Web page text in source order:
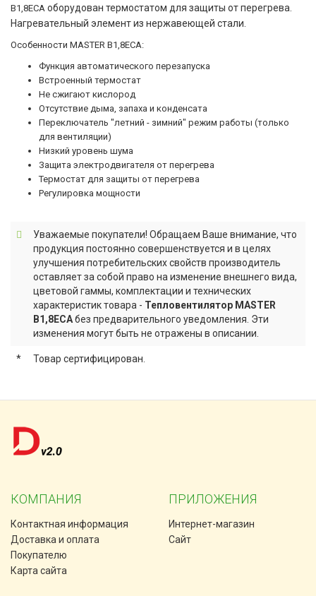
B1,8ECA оборудован термостатом для защиты от перегрева.
Нагревательный элемент из нержавеющей стали.
Особенности MASTER B1,8ECA:
Функция автоматического перезапуска
Встроенный термостат
Не сжигают кислород
Отсутствие дыма, запаха и конденсата
Переключатель "летний - зимний" режим работы (только
для вентиляции)
Низкий уровень шума
Защита электродвигателя от перегрева
Термостат для защиты от перегрева
Регулировка мощности
Уважаемые покупатели! Обращаем Ваше внимание, что
продукция постоянно совершенствуется и в целях
улучшения потребительских свойств производитель
оставляет за собой право на изменение внешнего вида,
цветовой гаммы, комплектации и технических
характеристик товара - Тепловентилятор MASTER
B1,8ECAбез предварительного уведомления. Эти
изменения могут быть не отражены в описании.
* Товар сертифицирован.
КОМПАНИЯ
Контактная информация
Доставка и оплата
Покупателю
Карта сайта
ПРИЛОЖЕНИЯ
Интернет-магазин
Сайт